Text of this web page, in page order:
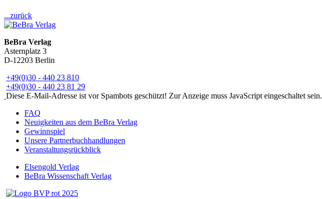
...zurück
BeBra Verlag
Asternplatz 3
D-12203 Berlin
+49(0)30 - 440 23 810
+49(0)30 - 440 23 81 29
Diese E-Mail-Adresse ist vor Spambots geschützt! Zur Anzeige muss JavaScript eingeschaltet sein.
FAQ
Neuigkeiten aus dem BeBra Verlag
Gewinnspiel
Unsere Partnerbuchhandlungen
Veranstaltungsrückblick
Elsengold Verlag
BeBra Wissenschaft Verlag